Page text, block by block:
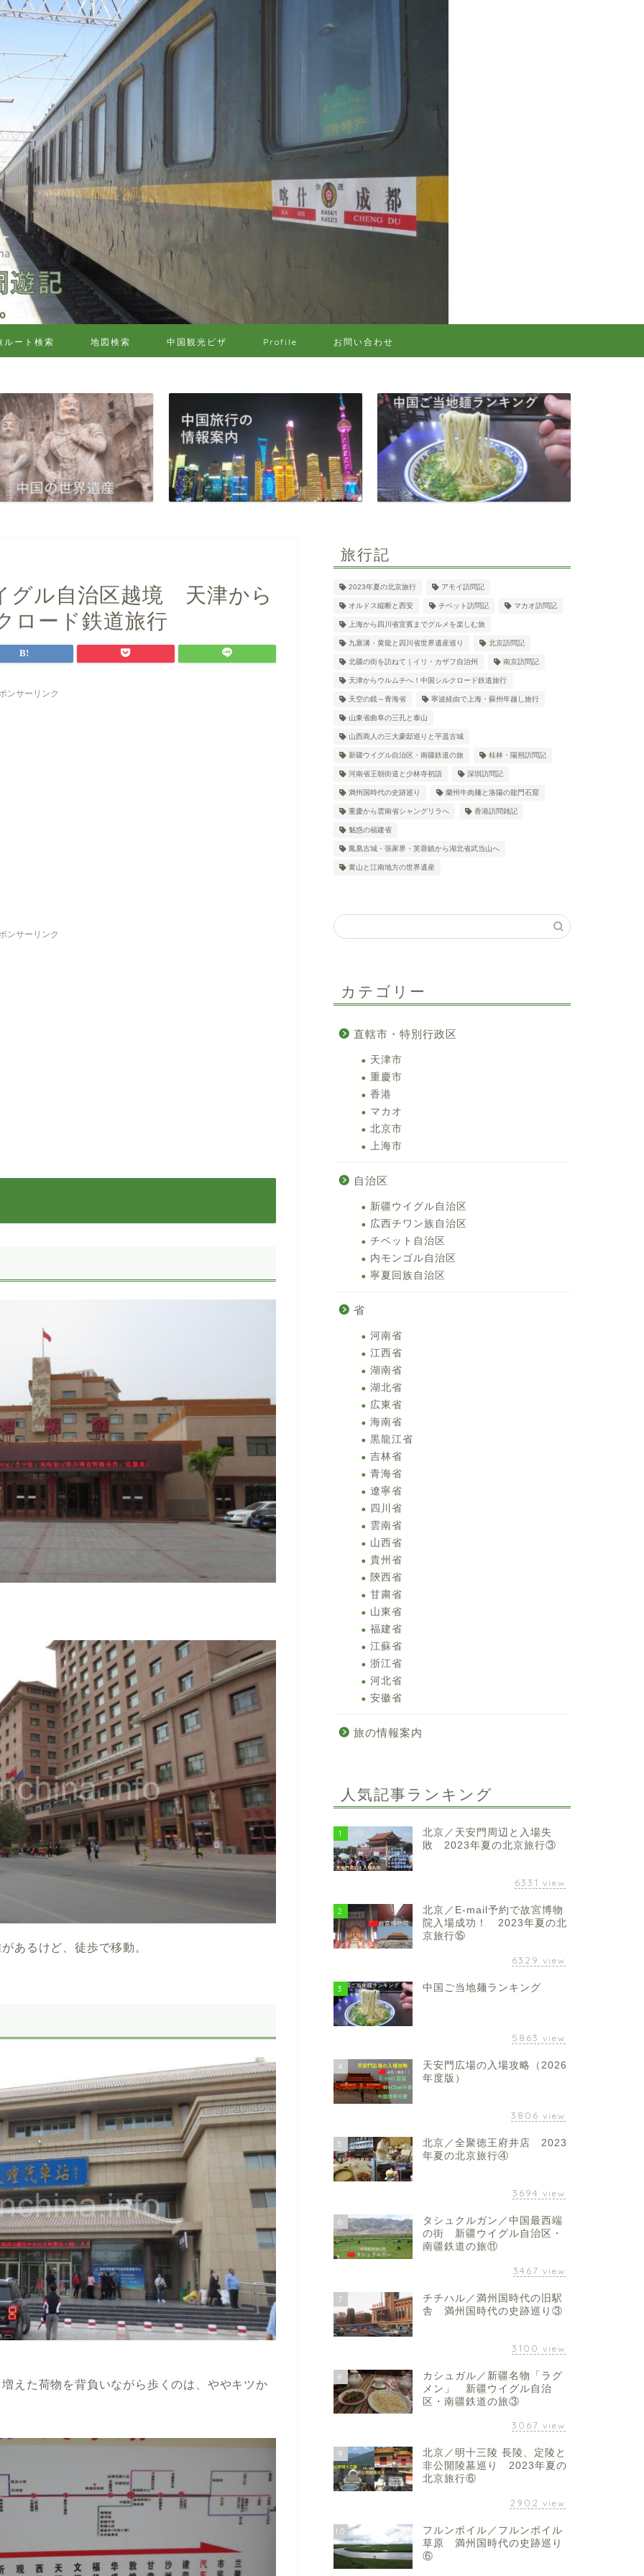
ルート検索 地図検索 中国観光ビザ Profile お問い合わせ
グル自治区越境 天津から
ロード鉄道旅行
ンサーリンク
ンサーリンク
あるけど、徒歩で移動。
えた荷物を背負いながら歩くのは、ややキツか
旅行記
2023年夏の北京旅行 アモイ訪問記
オルドス縦断と西安 チベット訪問記 マカオ訪問記
上海から四川省宜賓までグルメを楽しむ旅
九寨溝・黄龍と四川省世界遺産巡り 北京訪問記
北疆の街を訪ねて｜イリ・カザフ自治州 南京訪問記
天津からウルムチへ！中国シルクロード鉄道旅行
天空の鏡～青海省 寧波経由で上海・蘇州年越し旅行
山東省曲阜の三孔と泰山
山西商人の三大豪邸巡りと平遥古城
新疆ウイグル自治区・南疆鉄道の旅 桂林・陽朔訪問記
河南省王朝街道と少林寺初詣 深圳訪問記
満州国時代の史跡巡り 蘭州牛肉麺と洛陽の龍門石窟
重慶から雲南省シャングリラへ 香港訪問雑記
魅惑の福建省
鳳凰古城・張家界・芙蓉鎮から湖北省武当山へ
黄山と江南地方の世界遺産
カテゴリー
直轄市・特別行政区
天津市
重慶市
香港
マカオ
北京市
上海市
自治区
新疆ウイグル自治区
広西チワン族自治区
チベット自治区
内モンゴル自治区
寧夏回族自治区
省
河南省
江西省
湖南省
湖北省
広東省
海南省
黒龍江省
吉林省
青海省
遼寧省
四川省
雲南省
山西省
貴州省
陝西省
甘粛省
山東省
福建省
江蘇省
浙江省
河北省
安徽省
旅の情報案内
人気記事ランキング
1
北京／天安門周辺と入場失
敗 2023年夏の北京旅行③
6331 view
2
北京／E-mail予約で故宮博物
院入場成功！ 2023年夏の北
京旅行⑮
6329 view
3 中国ご当地麺ランキング
5863 view
4
天安門広場の入場攻略（2026
年度版）
3806 view
5
北京／全聚徳王府井店 2023
年夏の北京旅行④
3694 view
6
タシュクルガン／中国最西端
の街 新疆ウイグル自治区・
南疆鉄道の旅⑪
3467 view
7
チチハル／満州国時代の旧駅
舎 満州国時代の史跡巡り③
3100 view
8
カシュガル／新疆名物「ラグ
メン」 新疆ウイグル自治
区・南疆鉄道の旅③
3067 view
9
北京／明十三陵 長陵、定陵と
非公開陵墓巡り 2023年夏の
北京旅行⑥
2902 view
10
フルンボイル／フルンボイル
草原 満州国時代の史跡巡り
⑥